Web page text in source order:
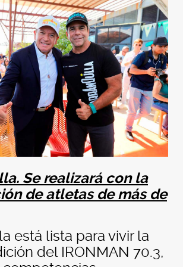
Se realizará con la
de atletas de más de
está lista para vivir la
del IRONMAN 70.3,